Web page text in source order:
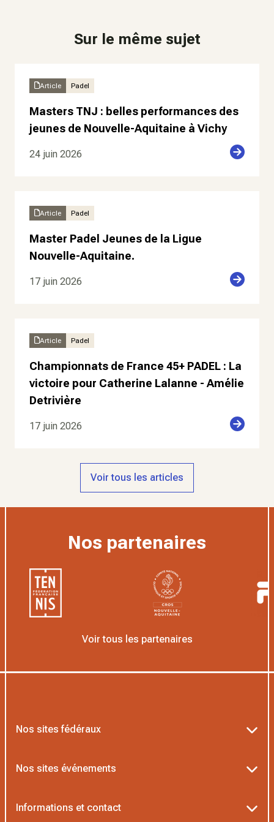
Sur le même sujet
Article Padel
Masters TNJ : belles performances des
jeunes de Nouvelle-Aquitaine à Vichy
24 juin 2026
Article Padel
Master Padel Jeunes de la Ligue
Nouvelle-Aquitaine.
17 juin 2026
Article Padel
Championnats de France 45+ PADEL : La
victoire pour Catherine Lalanne - Amélie
Detrivière
17 juin 2026
Voir tous les articles
Nos partenaires
Voir tous les partenaires
Nos sites fédéraux
Nos sites événements
Informations et contact